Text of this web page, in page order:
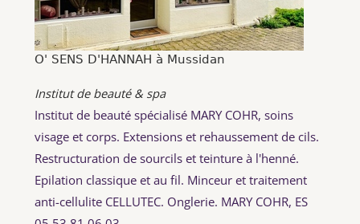
O' SENS D'HANNAH à Mussidan
Institut de beauté & spa
Institut de beauté spécialisé MARY COHR, soins
visage et corps. Extensions et rehaussement de cils.
Restructuration de sourcils et teinture à l'henné.
Epilation classique et au fil. Minceur et traitement
anti-cellulite CELLUTEC. Onglerie. MARY COHR, ES